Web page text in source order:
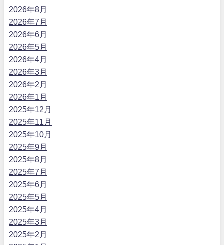
2026年8月
2026年7月
2026年6月
2026年5月
2026年4月
2026年3月
2026年2月
2026年1月
2025年12月
2025年11月
2025年10月
2025年9月
2025年8月
2025年7月
2025年6月
2025年5月
2025年4月
2025年3月
2025年2月